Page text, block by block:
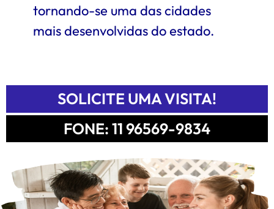
tornando-se uma das cidades
mais desenvolvidas do estado.
SOLICITE UMA VISITA!
FONE: 11 96569-9834